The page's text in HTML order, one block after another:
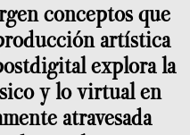
conceptos que
artística
explora la
y lo virtual en
atravesada